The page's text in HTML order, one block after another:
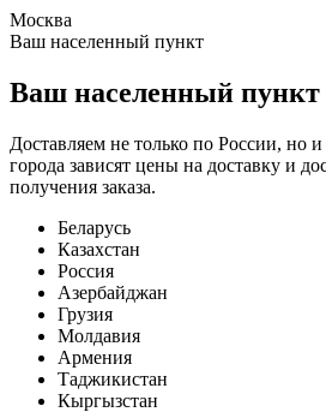
Москва
Ваш населенный пункт
Ваш населенный пункт
Доставляем не только по России, но
города зависят цены на доставку и
получения заказа.
Беларусь
Казахстан
Россия
Азербайджан
Грузия
Молдавия
Армения
Таджикистан
Кыргызстан